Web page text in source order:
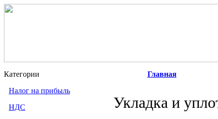
Категории
Налог на прибыль
НДС
Главная
Укладка и